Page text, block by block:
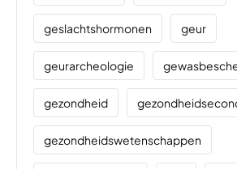
geslachtshormonen geur
geurarcheologie
gezondheid
gezondheidswetenschappen